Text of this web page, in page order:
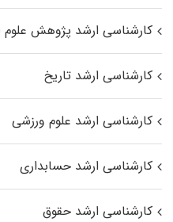
کارشناسی ارشد پژوهش علوم
کارشناسی ارشد تاریخ
کارشناسی ارشد علوم ورزشی
کارشناسی ارشد حسابداری
کارشناسی ارشد حقوق